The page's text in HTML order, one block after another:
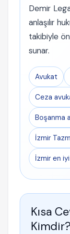
Demir
anlaşılır
takibiyle
sunar.
Avukat
Ceza
Boşanma
İzmir
İzmir en
Kısa
Kimdir?